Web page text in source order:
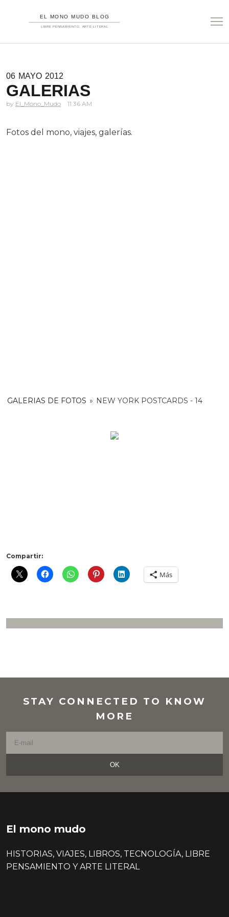
06 MAYO 2012
GALERIAS
El_Mono_Mudo 11.36 AM
Fotos del mono, viajes, galerías.
GALERIAS DE FOTOS » NEW YORK POSTCARDS - 14
Compartir:
Más
STAY CONNECTED TO KNOW
MORE
OK
El mono mudo
HISTORIAS, VIAJES, LIBROS, TECNOLOGÍA, LIBRE
PENSAMIENTO Y ARTE LITERAL